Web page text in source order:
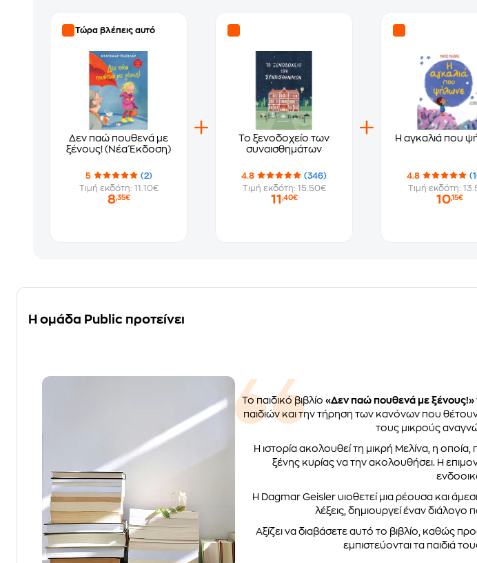
Τώρα βλέπεις αυτό
Δεν παώ πουθενά με
ξένους! (Νέα Έκδοση)
5
(2)
Τιμή εκδότη: 11.10€
8,35€
Το ξενοδοχείο των
συναισθημάτων
4.8
(346)
Τιμή εκδότη: 15.50€
11 ,40€
Η αγκαλιά που
4.8
Τιμή εκδότη:
10,15€
Η ομάδα Public προτείνει
Το παιδικό βιβλίο «Δεν παώ πουθενά με ξένους!»
παιδιών και την τήρηση των κανόνων που θέτουν
τους μικρούς
Η ιστορία ακολουθεί τη μικρή Μελίνα, η
ξένης κυρίας να την ακολουθήσει. Η
Η Dagmar Geisler υιοθετεί μια ρέουσα και
λέξεις, δημιουργεί έναν
Αξίζει να διαβάσετε αυτό το βιβλίο, καθώς
εμπιστεύονται τα παιδιά